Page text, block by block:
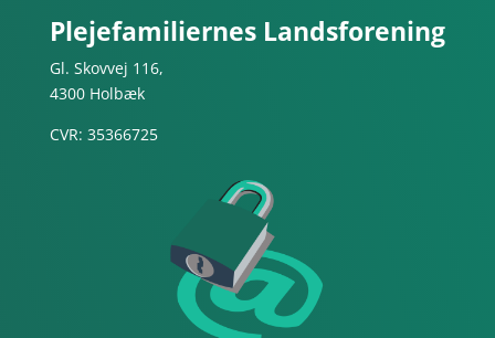
Plejefamiliernes Landsforening
Gl. Skovvej 116,
4300 Holbæk
CVR: 35366725